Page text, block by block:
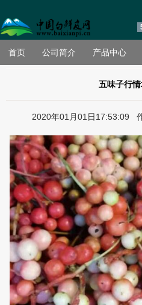
首页 公司简介 产品中心
五味子行情
2020年01月01日17:53:09